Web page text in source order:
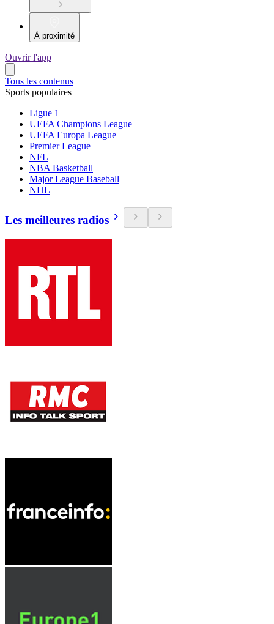
À proximité
Ouvrir l'app
Tous les contenus
Sports populaires
Ligue 1
UEFA Champions League
UEFA Europa League
Premier League
NFL
NBA Basketball
Major League Baseball
NHL
Les meilleures radios